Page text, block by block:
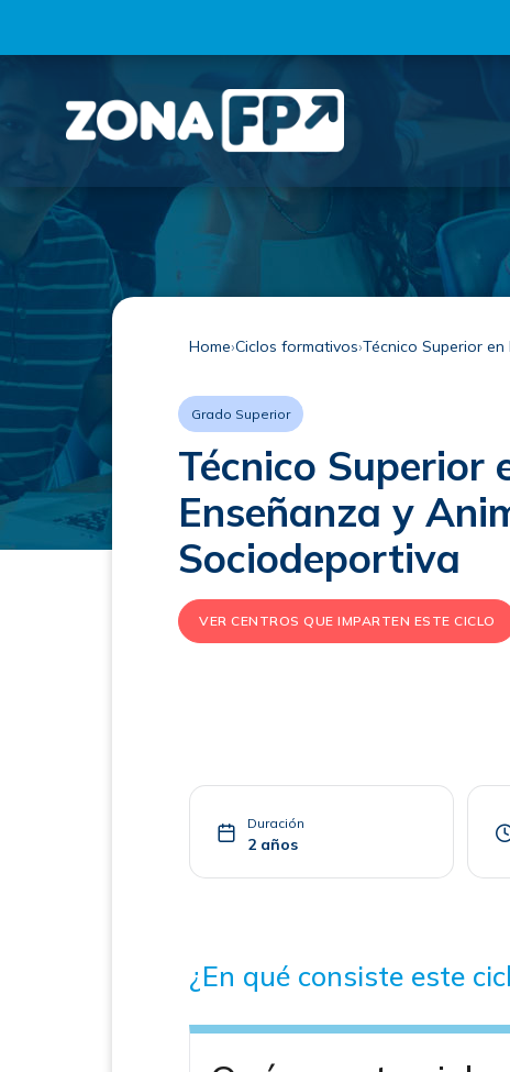
Home Ciclos formativos Técnico Superior
Grado Superior
Técnico Superior
Enseñanza y
Sociodeportiva
VER CENTROS QUE IMPARTEN ESTE CICLO
Duración
2 años
¿En qué consiste este